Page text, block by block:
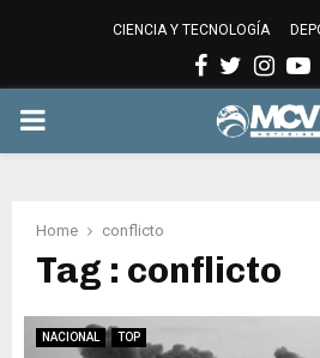
CIENCIA Y TECNOLOGÍA
Facebook
Twitter
PRIMARY
Home conflicto
Tag : conflicto
NACIONAL TOP